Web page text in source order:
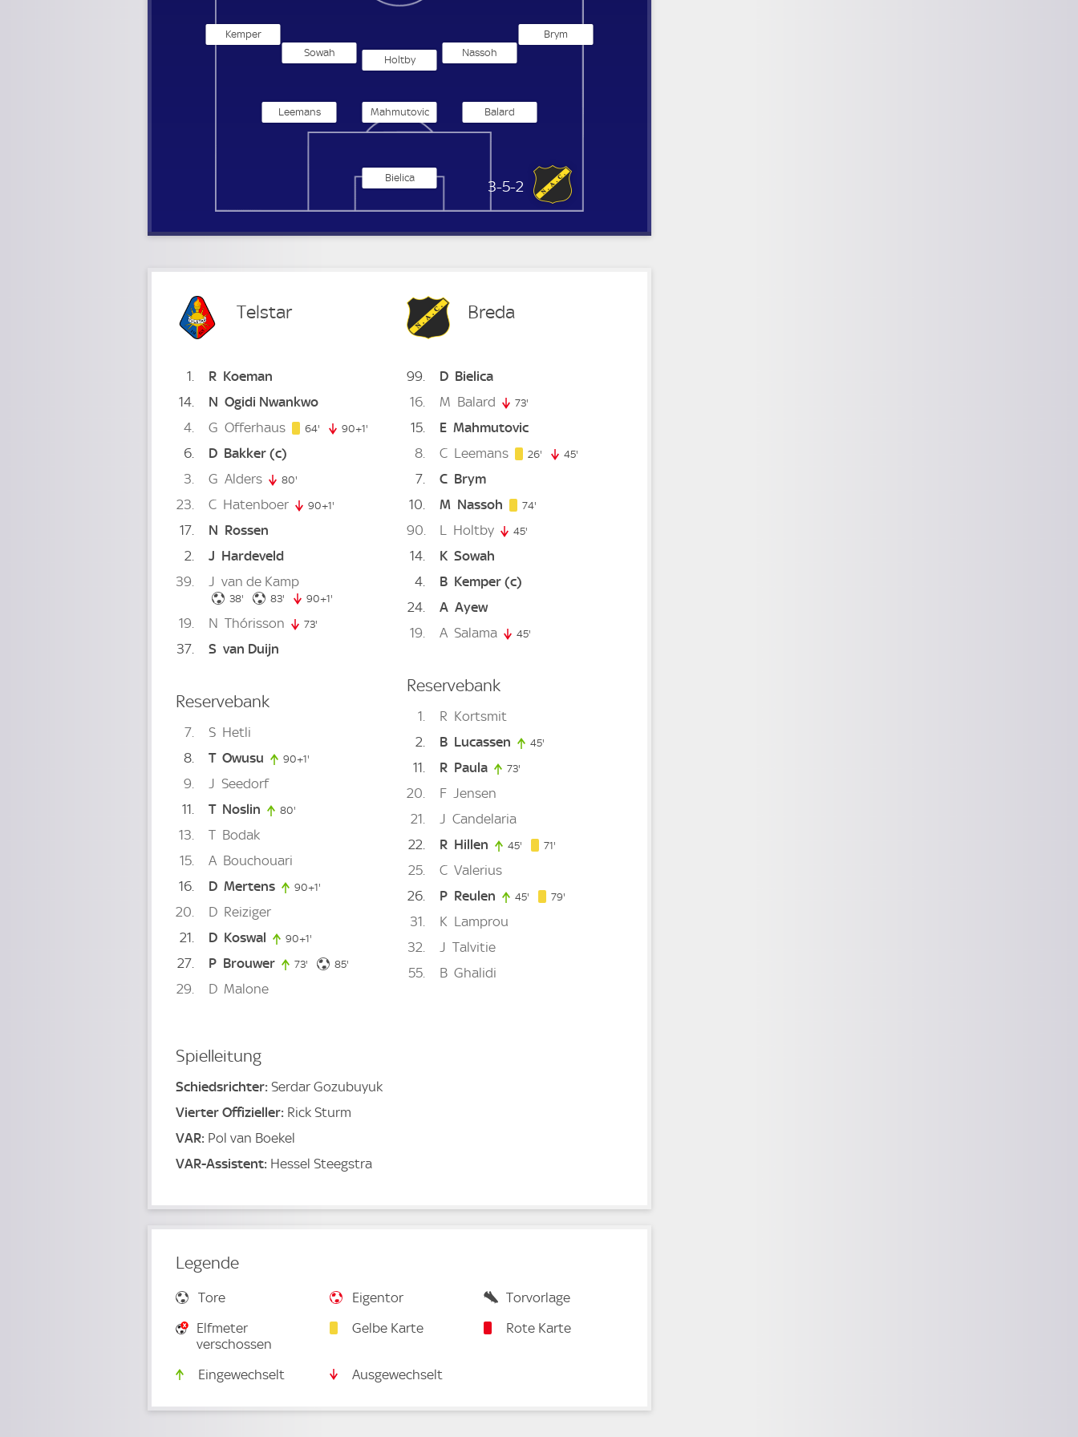
NAC Breda
3-5-2
Bielica
Balard
Mahmutovic
Leemans
Brym
Nassoh
Holtby
Sowah
Kemper
Telstar
1 R Koeman
14
N Ogidi Nwankwo
4
G Offerhaus 64' 64. minute
90+1' 91. minute
6 D Bakker(c)
3
G Alders 80'
23 C Hatenboer 90+1'
17 N Rossen
2
J Hardeveld
39
J van de Kamp
38' 38. minute
83' 83. minute
90+1'
19 N Thórisson 73'
37 S van Duijn
Reservebank
7 S Hetli
8
T Owusu 90+1'
9 J Seedorf
11
T Noslin 80'
13 T Bodak
15
A Bouchouari
16
D Mertens 90+1'
20 D Reiziger
21
D Koswal 90+1'
27 P Brouwer 73' 73. minute
85'
29 D Malone
Breda
99 D Bielica
16
M Balard 73'
15 E Mahmutovic
8
C Leemans 26' 26. minute
45'
7 C Brym
10
M Nassoh 74'
90 L Holtby 45'
14 K Sowah
4
B Kemper(c)
24
A Ayew
19
A Salama 45'
Reservebank
1 R Kortsmit
2
B Lucassen 45'
11 R Paula 73'
20 F Jensen
21
J Candelaria
22
R Hillen 45' 45. minute
71'
25 C Valerius
26
P Reulen 45' 45. minute
79'
31 K Lamprou
32
J Talvitie
55
B Ghalidi
Spielleitung
Schiedsrichter: Serdar Gozubuyuk
Vierter Offizieller: Rick Sturm
VAR: Pol van Boekel
VAR-Assistent: Hessel Steegstra
Legende
Tore Eigentor
Torvorlage
Elfmeter
verschossen
Gelbe Karte Rote Karte
Eingewechselt Ausgewechselt